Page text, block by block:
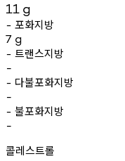
11 g
- 포화지방
7 g
- 트랜스지방
-
- 다불포화지방
-
- 불포화지방
-
콜레스트롤